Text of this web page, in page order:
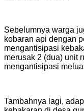
Sebelumnya warga
kobaran api dengan
mengantisipasi
merusak 2 (dua) unit
mengantisipasi
Tambahnya lagi,